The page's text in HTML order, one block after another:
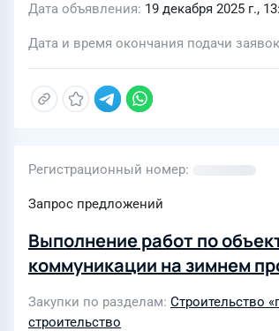
Дата объявления 19 декабря 2025 г.,
Дата и время окончания подачи заявок
Регистрационный номер
Запрос предложений
Выполнение работ по
коммуникации на зимнем
Закупки по разделам Строительство
строительство